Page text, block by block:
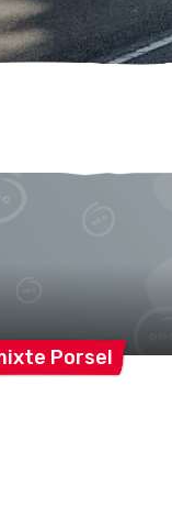
Porsel